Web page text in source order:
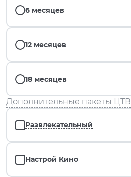
6 месяцев
12 месяцев
18 месяцев
Дополнительные пакеты ЦТВ
Развлекательный
Настрой Кино